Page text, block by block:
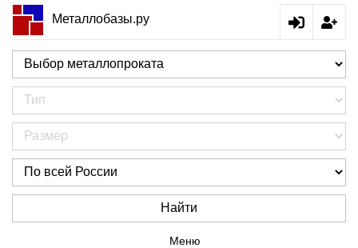
Металлобазы.ру
Найти
Меню